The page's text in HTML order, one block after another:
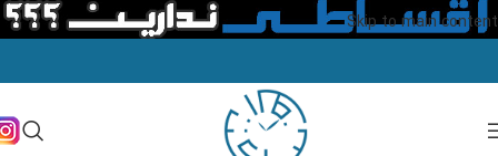
Skip to main content